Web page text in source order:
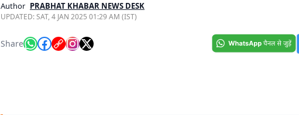
Author PRABHAT KHABAR NEWS DESK
UPDATED:SAT, 4 JAN 2025 01:29 AM (IST)
Share